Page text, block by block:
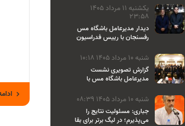
یکشنبه 11 مرداد 1405
23:58
دیدار مدیرعامل باشگاه مس
رفسنجان با رییس فدراسیون
شنبه 10 مرداد 1405 10:18
گزارش تصویری نشست
مدیرعامل باشگاه مس با
شنبه 10 مرداد 1405 08:39
جباری: مسئولیت نتایج را
می‌پذیرم؛ در لیگ برتر برای بقا